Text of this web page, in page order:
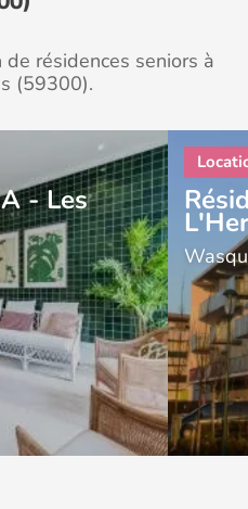
résidences seniors à
(59300).
- Les